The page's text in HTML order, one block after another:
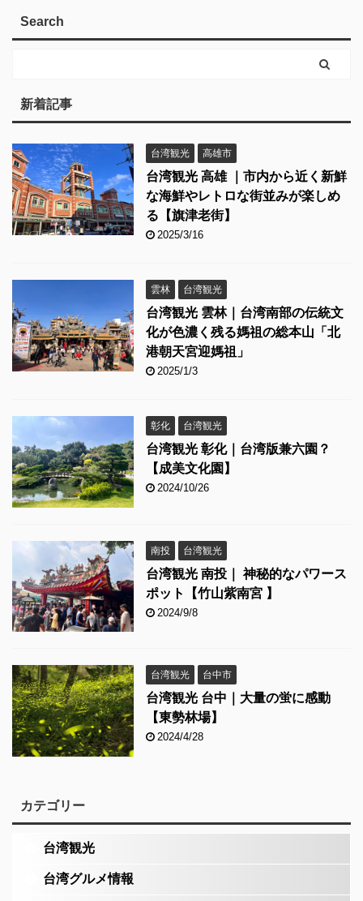
Search
新着記事
台湾観光 高雄市
台湾観光 高雄 ｜市内から近く新鮮
な海鮮やレトロな街並みが楽しめ
る【旗津老街】
2025/3/16
雲林 台湾観光
台湾観光 雲林｜台湾南部の伝統文
化が色濃く残る媽祖の総本山「北
港朝天宮迎媽祖」
2025/1/3
彰化 台湾観光
台湾観光 彰化｜台湾版兼六園？
【成美文化園】
2024/10/26
南投 台湾観光
台湾観光 南投｜ 神秘的なパワース
ポット【竹山紫南宮 】
2024/9/8
台湾観光 台中市
台湾観光 台中｜大量の蛍に感動
【東勢林場】
2024/4/28
カテゴリー
台湾観光
台湾グルメ情報